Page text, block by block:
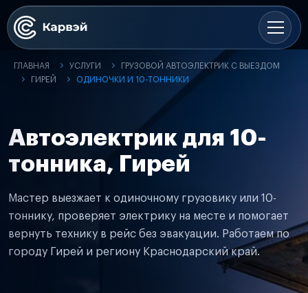
ГЛАВНАЯ УСЛУГИ
ГРУЗОВОЙ АВТОЭЛЕКТРИК С ВЫЕЗДОМ
ГИРЕЙ
ОДИНОЧКИ И 10-ТОННИКИ
Автоэлектрик для 10-
тонника, Гирей
Мастер выезжает к одиночному грузовику или 10-
тоннику, проверяет электрику на месте и помогает
вернуть технику в рейс без эвакуации. Работаем по
городу Гирей и региону Краснодарский край.